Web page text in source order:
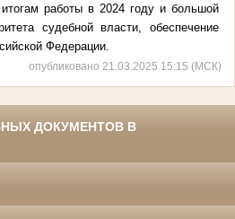
работы в 2024 году и большой
судебной власти, обеспечение
Федерации.
опубликовано 21.03.2025 15:15 (МСК)
ДОКУМЕНТОВ В